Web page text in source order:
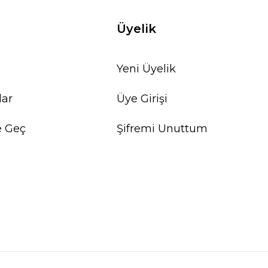
Geç
Üyelik
Yeni Üyelik
Üye Girişi
Şifremi Unuttum